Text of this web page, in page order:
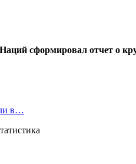
сформировал отчет о
в…